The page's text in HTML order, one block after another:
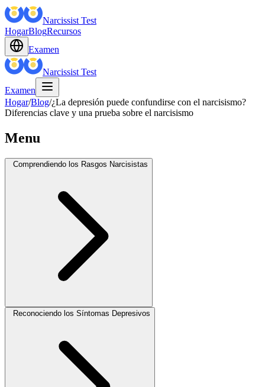
Narcissist Test
HogarBlogRecursos
Examen
Narcissist Test
Examen
Hogar/Blog/¿La depresión puede confundirse con el narcisismo?
Diferencias clave y una prueba sobre el narcisismo
Menu
Comprendiendo los Rasgos Narcisistas
Reconociendo los Síntomas Depresivos